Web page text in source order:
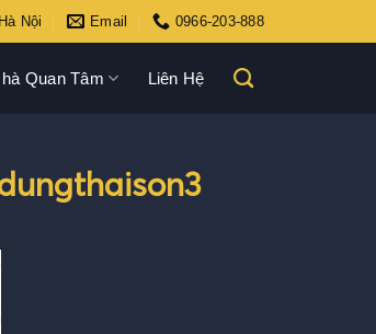
Nội Email 0966-203-888
Quan Tâm Liên Hệ